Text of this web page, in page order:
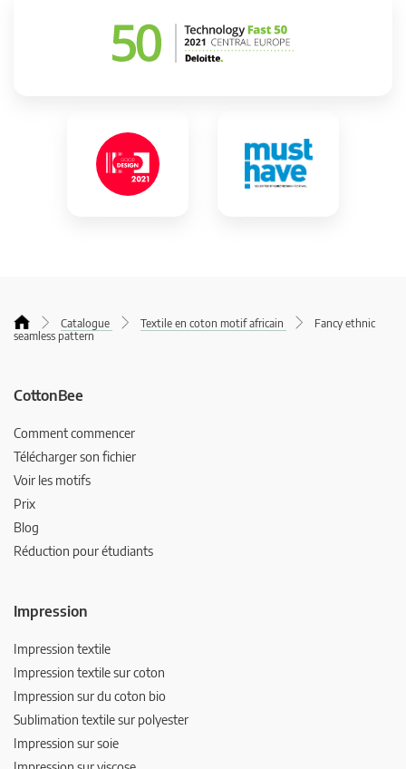
Catalogue Textile en coton motif africain
Fancy ethnic
seamless pattern
CottonBee
Comment commencer
Télécharger son fichier
Voir les motifs
Prix
Blog
Réduction pour étudiants
Impression
Impression textile
Impression textile sur coton
Impression sur du coton bio
Sublimation textile sur polyester
Impression sur soie